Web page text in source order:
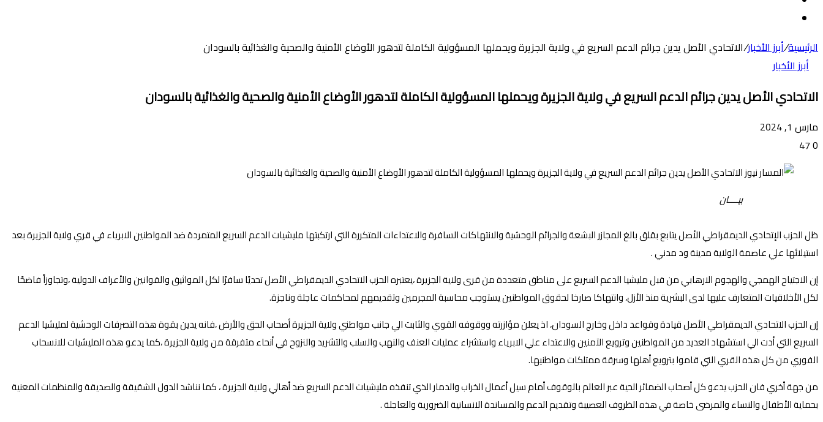
المظلم
الرئيسية/أبرز الأخبار/الاتحادي الأصل يدين جرائم الدعم السريع في ولاية الجزيرة ويحملها المسؤولية الكاملة لتدهور الأوضاع الأمنية والصحية والغذائية بالسودان
أبرز الأخبار
الاتحادي الأصل يدين جرائم الدعم السريع في ولاية الجزيرة ويحملها المسؤولية الكاملة لتدهور الأوضاع الأمنية والصحية والغذائية بالسودان
مارس 1, 2024
0
بيــــان
ظل الحزب الإتحادي الديمقراطي الأصل يتابع بقلق بالغ المجازر البشعة والجرائم الوحشية والانتهاكات السافرة والاعتداءات المتكررة التي ارتكبتها مليشيات الدعم السريع المتمردة ضد المواطنين الابرياء في قري ولاية الجزيرة بعد
استيلائها علي عاصمة الولاية مدينة ود مدني .
إن الاجتياح الهمجي والهجوم الارهابي من قبل مليشيا الدعم السريع على مناطق متعددة من قرى ولاية الجزيرة ،يعتبره الحزب الاتحادي الديمقراطي الأصل تحديًا سافرًا لكل المواثيق والقوانين والأعراف الدولية ،وتجاوزاً فاضحًا
لكل الأخلاقيات المتعارف عليها لدى البشرية منذ الأزل، وانتهاكا صارخا لحقوق المواطنين يستوجب محاسبة المجرمين وتقديمهم لمحاكمات عاجلة وناجزة.
إن الحزب الاتحادي الديمقراطي الأصل قيادة وقواعد داخل وخارج السودان، اذ يعلن مؤازرته ووقوفه القوي والثابت الي جانب مواطني ولاية الجزيرة أصحاب الحق والأرض ،فانه يدين بقوة هذه التصرفات الوحشية لمليشيا الدعم
السريع التي أدت الي استشهاد العديد من المواطنين وترويع الآمنين والاعتداء علي الابرياء واستشراء عمليات العنف والنهب والسلب والتشريد والنزوح في أنحاء متفرقة من ولاية الجزيرة ،كما يدعو هذه المليشيات للانسحاب
الفوري من كل هذه القري التي قاموا بترويع أهلها وسرقة ممتلكات مواطنيها.
من جهة أخري فان الحزب يدعو كل أصحاب الضمائر الحية عبر العالم بالوقوف أمام سيل أعمال الخراب والدمار الذي تنفذه مليشيات الدعم السريع ضد أهالي ولاية الجزيرة ، كما نناشد الدول الشقيقة والصديقة والمنظمات المعنية
بحماية الأطفال والنساء والمرضى خاصة في هذه الظروف العصيبة وتقديم الدعم والمساندة الانسانية الضرورية والعاجلة .